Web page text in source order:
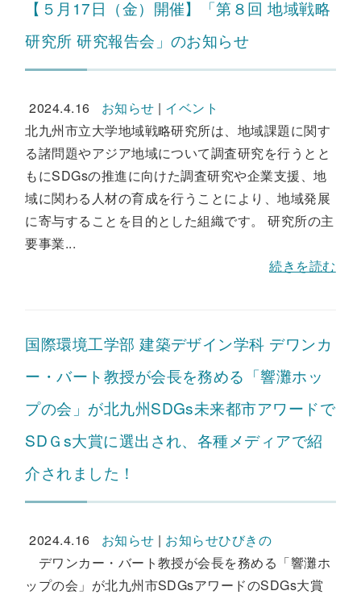
【５月17日（金）開催】「第８回 地域戦略
研究所 研究報告会」のお知らせ
2024.4.16 お知らせ | イベント
北九州市立大学地域戦略研究所は、地域課題に関す
る諸問題やアジア地域について調査研究を行うとと
もにSDGsの推進に向けた調査研究や企業支援、地
域に関わる人材の育成を行うことにより、地域発展
に寄与することを目的とした組織です。 研究所の主
要事業...
続きを読む
国際環境工学部 建築デザイン学科 デワンカ
ー・バート教授が会長を務める「響灘ホッ
プの会」が北九州SDGs未来都市アワードで
SDＧs大賞に選出され、各種メディアで紹
介されました！
2024.4.16 お知らせ | お知らせひびきの
デワンカー・バート教授が会長を務める「響灘ホ
ップの会」が北九州市SDGsアワードのSDGs大賞